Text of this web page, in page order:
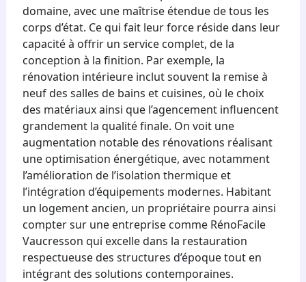
domaine, avec une maîtrise étendue de tous les
corps d’état. Ce qui fait leur force réside dans leur
capacité à offrir un service complet, de la
conception à la finition. Par exemple, la
rénovation intérieure inclut souvent la remise à
neuf des salles de bains et cuisines, où le choix
des matériaux ainsi que l’agencement influencent
grandement la qualité finale. On voit une
augmentation notable des rénovations réalisant
une optimisation énergétique, avec notamment
l’amélioration de l’isolation thermique et
l’intégration d’équipements modernes. Habitant
un logement ancien, un propriétaire pourra ainsi
compter sur une entreprise comme RénoFacile
Vaucresson qui excelle dans la restauration
respectueuse des structures d’époque tout en
intégrant des solutions contemporaines.